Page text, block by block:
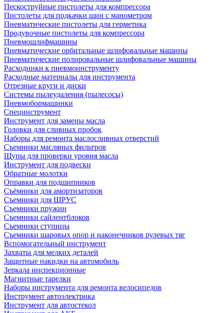
Пескоструйные пистолеты для компрессора
Пистолеты для подкачки шин с манометром
Пневматические пистолеты для герметика
Продувочные пистолеты для компрессора
Пневмошлифмашины
Пневматические орбитальные шлифовальные машины
Пневматические полировальные шлифовальные машины
Расходники к пневмоинструменту
Расходные материалы для инструмента
Отрезные круги и диски
Системы пылеудаления (пылесосы)
Пневмобормашинки
Специнструмент
Инструмент для замены масла
Головки для сливных пробок
Наборы для ремонта маслосливных отверстий
Съемники масляных фильтров
Щупы для проверки уровня масла
Инструмент для подвески
Обратные молотки
Оправки для подшипников
Съёмники для амортизаторов
Съемники для ШРУС
Съемники пружин
Съемники сайлентблоков
Съемники ступицы
Съемники шаровых опор и наконечников рулевых тяг
Вспомогательный инструмент
Захваты для мелких деталей
Защитные накидки на автомобиль
Зеркала инспекционные
Магнитные тарелки
Наборы инструмента для ремонта велосипедов
Инструмент автоэлектрика
Инструмент для автостекол